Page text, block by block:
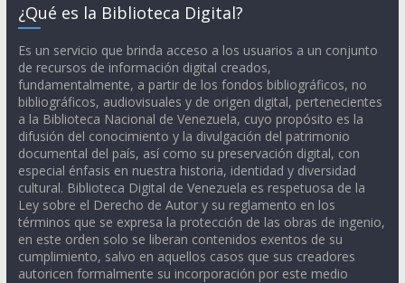
¿Qué es la Biblioteca Digital?
Es un servicio que brinda acceso a los usuarios a un conjunto
de recursos de información digital creados,
fundamentalmente, a partir de los fondos bibliográficos, no
bibliográficos, audiovisuales y de origen digital, pertenecientes
a la Biblioteca Nacional de Venezuela, cuyo propósito es la
difusión del conocimiento y la divulgación del patrimonio
documental del país, así como su preservación digital, con
especial énfasis en nuestra historia, identidad y diversidad
cultural. Biblioteca Digital de Venezuela es respetuosa de la
Ley sobre el Derecho de Autor y su reglamento en los
términos que se expresa la protección de las obras de ingenio,
en este orden solo se liberan contenidos exentos de su
cumplimiento, salvo en aquellos casos que sus creadores
autoricen formalmente su incorporación por este medio